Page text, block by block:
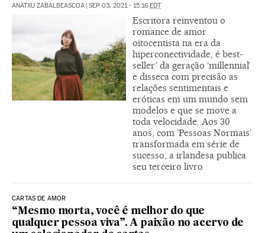
ANATXU ZABALBEASCOA SEP 03, 2021 - 15:16 EDT
Escritora reinventou o
romance de amor
oitocentista na era da
hiperconectividade, é best-
seller’ da geração ‘millennial’
e disseca com precisão as
relações sentimentais e
eróticas em um mundo sem
modelos e que se move a
toda velocidade. Aos 30
anos, com ‘Pessoas Normais’
transformada em série de
sucesso, a irlandesa publica
seu terceiro livro
CARTAS DE AMOR
“Mesmo morta, você é melhor do que
qualquer pessoa viva”. A paixão no acervo de